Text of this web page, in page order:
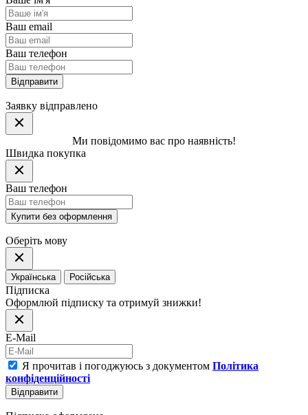
Ваш email
Ваш телефон
Відправити
Заявку відправлено
Ми повідомимо вас про наявність!
Швидка покупка
Ваш телефон
Купити без оформлення
Оберіть мову
Українська Російська
Підписка
Оформлюй підписку та отримуй знижки!
E-Mail
Я прочитав і погоджуюсь з документом Політика
конфіденційності
Відправити